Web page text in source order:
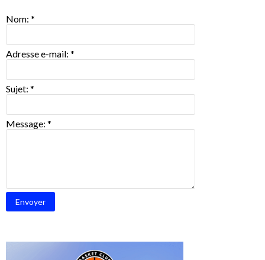
Nom: *
Adresse e-mail: *
Sujet: *
Message: *